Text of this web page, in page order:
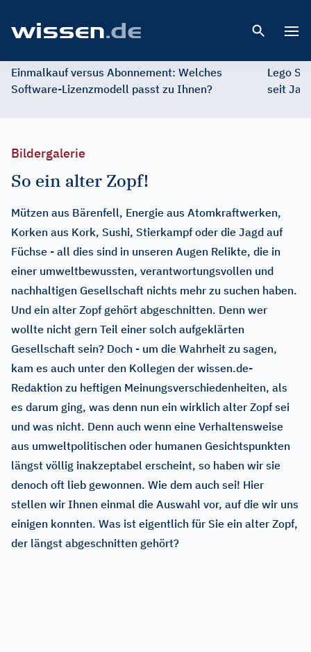
Einmalkauf versus Abonnement: Welches
Software-Lizenzmodell passt zu Ihnen?
Lego
seit
Bildergalerie
So ein alter Zopf!
Mützen aus Bärenfell, Energie aus Atomkraftwerken,
Korken aus Kork, Sushi, Stierkampf oder die Jagd auf
Füchse - all dies sind in unseren Augen Relikte, die in
einer umweltbewussten, verantwortungsvollen und
nachhaltigen Gesellschaft nichts mehr zu suchen haben.
Und ein alter Zopf gehört abgeschnitten. Denn wer
wollte nicht gern Teil einer solch aufgeklärten
Gesellschaft sein? Doch - um die Wahrheit zu sagen,
kam es auch unter den Kollegen der wissen.de-
Redaktion zu heftigen Meinungsverschiedenheiten, als
es darum ging, was denn nun ein wirklich alter Zopf sei
und was nicht. Denn auch wenn eine Verhaltensweise
aus umweltpolitischen oder humanen Gesichtspunkten
längst völlig inakzeptabel erscheint, so haben wir sie
denoch oft lieb gewonnen. Wie dem auch sei! Hier
stellen wir Ihnen einmal die Auswahl vor, auf die wir uns
einigen konnten. Was ist eigentlich für Sie ein alter Zopf,
der längst abgeschnitten gehört?